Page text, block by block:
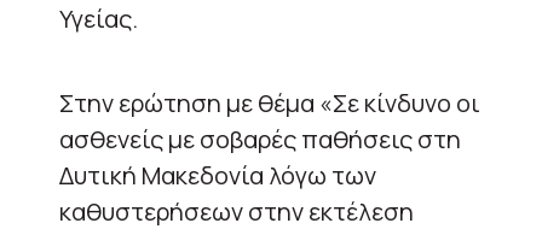
Υγείας.
Στην ερώτηση με θέμα «Σε κίνδυνο οι
ασθενείς με σοβαρές παθήσεις στη
Δυτική Μακεδονία λόγω των
καθυστερήσεων στην εκτέλεση